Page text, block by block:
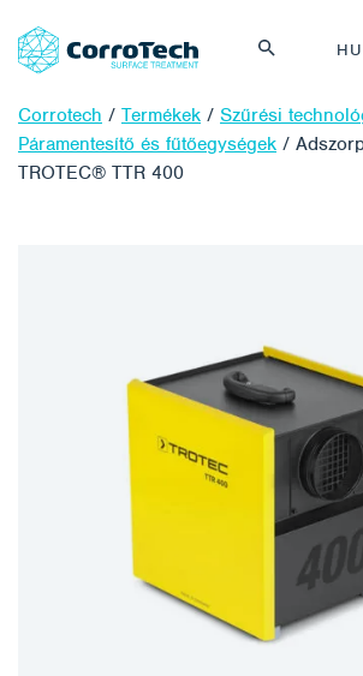
HU
Corrotech / Termékek / Szűrési
Páramentesítő és fűtőegységek /
TROTEC® TTR 400